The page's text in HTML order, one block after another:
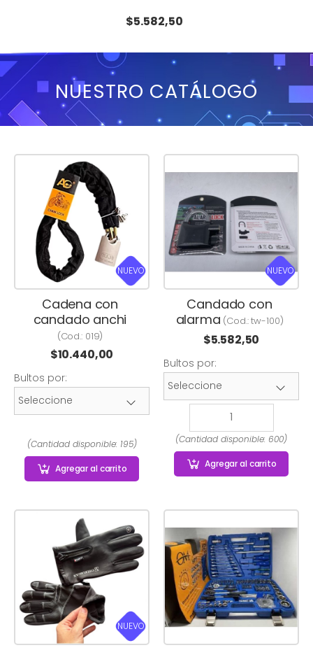
$5.582,50
NUESTRO CATÁLOGO
NUEVO
Cadena con
candado anchi
(Cod.: 019)
$10.440,00
Bultos por:
(Cantidad disponible: 195)
Agregaral carrito
NUEVO
Candado con
alarma (Cod.:tw-100)
$5.582,50
Bultos por:
(Cantidad disponible: 600)
Agregaral carrito
NUEVO